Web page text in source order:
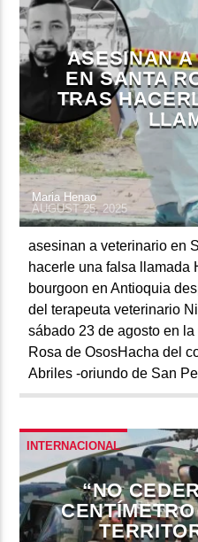
CURRENT SHOW
URBANO EN
7:00 PM 9:00
Beone Radio
ASESINAN
EN SANTA
TRAS
Maria Henao
AUGUST 25, 2025
asesinan a veterinario en
hacerle una falsa llamada
bourgoon en Antioquia
del terapeuta veterinario
sábado 23 de agosto en
Rosa de OsosHacha del
Abriles -oriundo de San
INTERNACIONAL
“NO